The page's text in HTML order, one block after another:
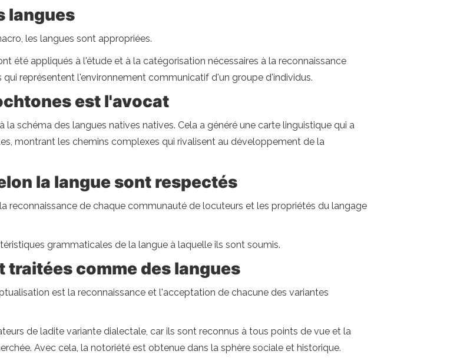
langues
les langues sont appropriées.
été appliqués à l'étude et à la catégorisation nécessaires à la reconnaissance
représentent l'environnement communicatif d'un groupe d'individus.
est l'avocat
schéma des langues natives natives. Cela a généré une carte linguistique qui a
montrant les chemins complexes qui rivalisent au développement de la
la langue sont respectés
reconnaissance de chaque communauté de locuteurs et les propriétés du langage
grammaticales de la langue à laquelle ils sont soumis.
comme des langues
est la reconnaissance et l'acceptation de chacune des variantes
de ladite variante dialectale, car ils sont reconnus à tous points de vue et la
Avec cela, la notoriété est obtenue dans la sphère sociale et historique.